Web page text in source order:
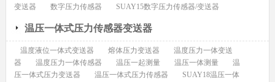
变送器
数字压力传感器 SUAY15数字压力传感器/变送器
温压一体式压力传感器变送器
温度液位一体式变送器 熔体压力变送器
温度压力一体变送
器
温度压力一体传感器 温压一起测量 温压一体测量
温
压一体式压力变送器
温压一体式压力传感器
SUAY18温压一体